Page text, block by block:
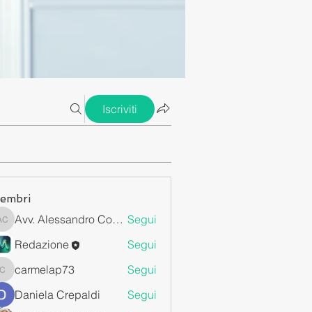
Iscriviti
Avv. Alessandro Cossa Avv. Alessandro Cossa Segui
Redazione
Segui
carmelap73
carmelap73
Segui
Daniela Crepaldi
Segui